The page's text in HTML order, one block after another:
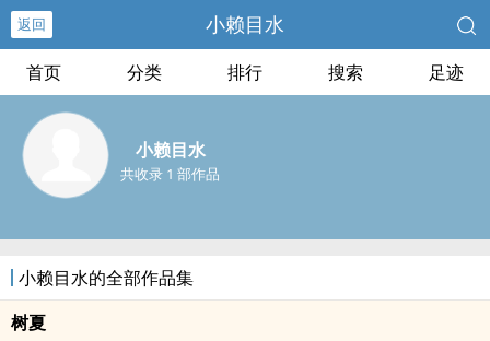
返回 小赖目水
首页 分类 排行 搜索 足迹
小赖目水
共收录 1 部作品
小赖目水的全部作品集
树夏